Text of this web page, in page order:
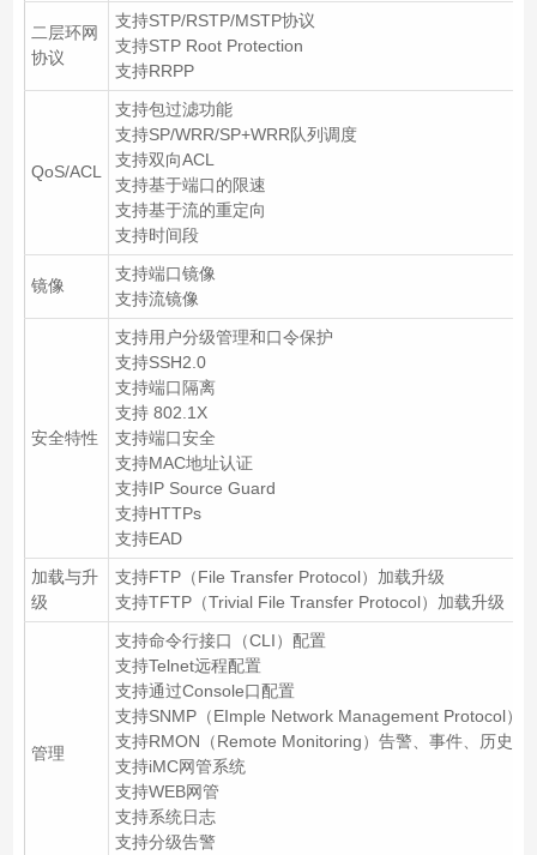
二层环网
协议
支持STP/RSTP/MSTP协议
支持STP Root Protection
支持RRPP
QoS/ACL
支持包过滤功能
支持SP/WRR/SP+WRR队列调度
支持双向ACL
支持基于端口的限速
支持基于流的重定向
支持时间段
镜像
支持端口镜像
支持流镜像
安全特性
支持用户分级管理和口令保护
支持SSH2.0
支持端口隔离
支持 802.1X
支持端口安全
支持MAC地址认证
支持IP Source Guard
支持HTTPs
支持EAD
加载与升
级
支持FTP（File Transfer Protocol）加载升级
支持TFTP（Trivial File Transfer Protocol）加载升级
管理
支持命令行接口（CLI）配置
支持Telnet远程配置
支持通过Console口配置
支持SNMP（EImple Network Management Protocol）
支持RMON（Remote Monitoring）告警、事件、历史记
支持iMC网管系统
支持WEB网管
支持系统日志
支持分级告警